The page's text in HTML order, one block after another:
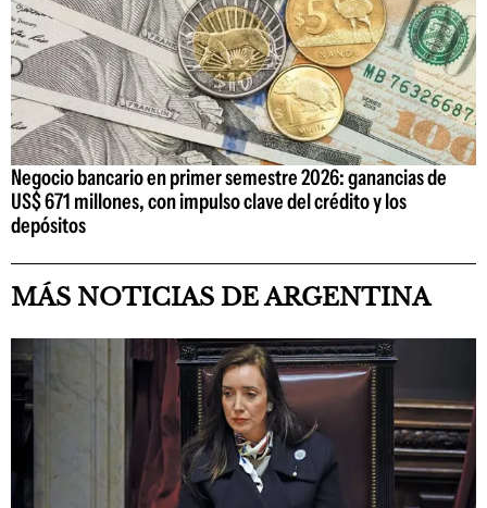
Negocio bancario en primer semestre 2026: ganancias de
US$ 671 millones, con impulso clave del crédito y los
depósitos
MÁS NOTICIAS DE ARGENTINA